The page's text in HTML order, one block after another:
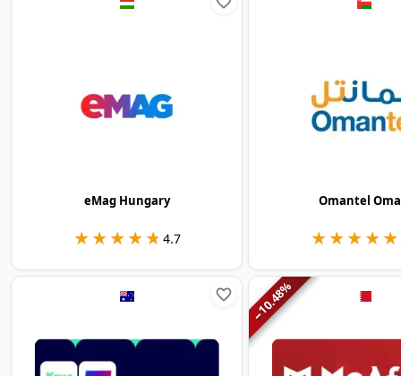
eMag Hungary
★★★★★
★★★★★ 4.7
Omantel
★★★★★
★★★★★
−
10.48
%